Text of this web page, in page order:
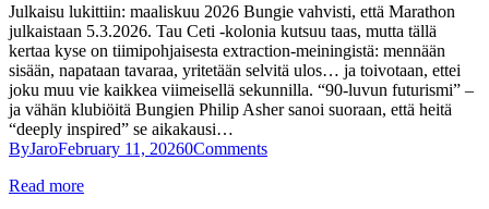
Julkaisu lukittiin: maaliskuu 2026 Bungie vahvisti, että Marathon
julkaistaan 5.3.2026. Tau Ceti -kolonia kutsuu taas, mutta tällä
kertaa kyse on tiimipohjaisesta extraction-meiningistä: mennään
sisään, napataan tavaraa, yritetään selvitä ulos… ja toivotaan, ettei
joku muu vie kaikkea viimeisellä sekunnilla. “90-luvun futurismi” –
ja vähän klubiöitä Bungien Philip Asher sanoi suoraan, että heitä
“deeply inspired” se aikakausi…
ByJaroFebruary 11, 20260Comments
Read more